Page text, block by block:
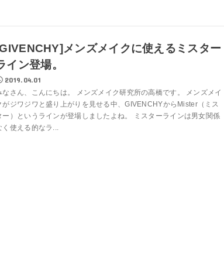
メンズメイクに使えるミスター
イン登場。
2019.04.01
なさん、こんにちは。 メンズメイク研究所の高橋です。 メンズメイ
がジワジワと盛り上がりを見せる中、GIVENCHYからMister（ミス
ー）というラインが登場しましたよね。 ミスターラインは男女関係
く使える的なラ...